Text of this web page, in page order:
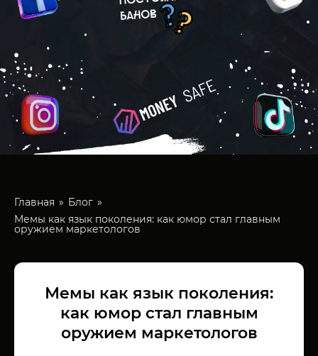
Главная
Блог
Мемы как язык поколения: как юмор стал главным
оружием маркетологов
Мемы как язык поколения:
как юмор стал главным
оружием маркетологов